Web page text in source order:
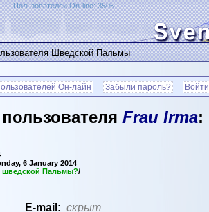
Пользователей On-line: 3505
Шведской Пальмы
Он-лайн Забыли пароль? Войти
Frau Irma:
6 January 2014
шведской Пальмы?/
Е-mail: скрыт